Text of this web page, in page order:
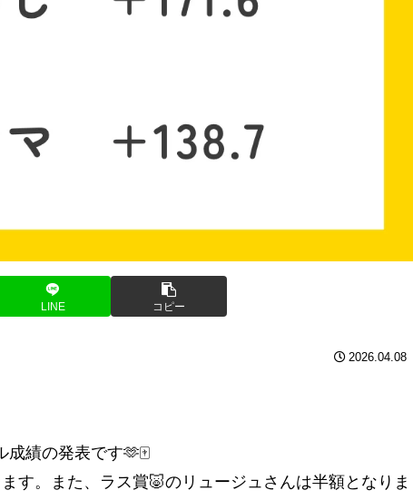
LINE コピー
2026.04.08
績の発表です🫶🀄️
す。また、ラス賞🐷のリュージュさんは半額となりま